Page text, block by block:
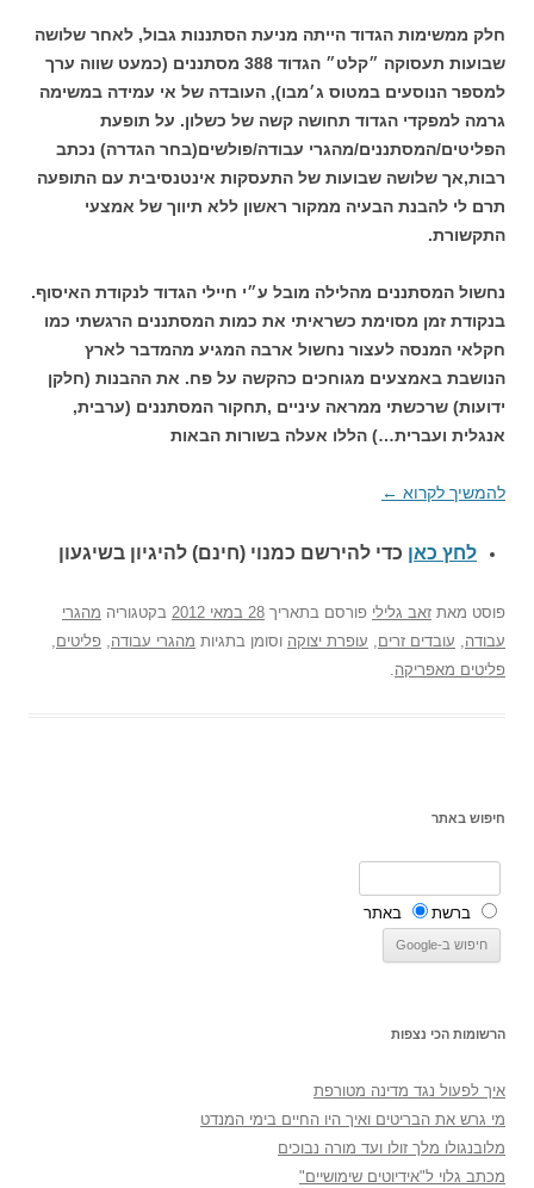
חלק ממשימות הגדוד הייתה מניעת הסתננות גבול, לאחר שלושה
שבועות תעסוקה ״קלט״ הגדוד 388 מסתננים (כמעט שווה ערך
למספר הנוסעים במטוס ג׳מבו), העובדה של אי עמידה במשימה
גרמה למפקדי הגדוד תחושה קשה של כשלון. על תופעת
הפליטים/המסתננים/מהגרי עבודה/פולשים(בחר הגדרה) נכתב
רבות,אך שלושה שבועות של התעסקות אינטנסיבית עם התופעה
תרם לי להבנת הבעיה ממקור ראשון ללא תיווך של אמצעי
התקשורת.
נחשול המסתננים מהלילה מובל ע״י חיילי הגדוד לנקודת האיסוף.
בנקודת זמן מסוימת כשראיתי את כמות המסתננים הרגשתי כמו
חקלאי המנסה לעצור נחשול ארבה המגיע מהמדבר לארץ
הנושבת באמצעים מגוחכים כהקשה על פח. את ההבנות (חלקן
ידועות) שרכשתי ממראה עיניים ,תחקור המסתננים (ערבית,
אנגלית ועברית…) הללו אעלה בשורות הבאות
להמשיך לקרוא ←
לחץ כאן כדי להירשם כמנוי (חינם) להיגיון בשיגעון
פוסט מאת זאב גלילי פורסם בתאריך 28 במאי 2012 בקטגוריה מהגרי
עבודה
עובדים זרים עופרת יצוקה וסומן בתגיות מהגרי עבודה פליטים
פליטים מאפריקה
חיפוש באתר
ברשת באתר
הרשומות הכי נצפות
איך לפעול נגד מדינה מטורפת
מי גרש את הבריטים ואיך היו החיים בימי המנדט
מלובנגולו מלך זולו ועד מורה נבוכים
מכתב גלוי ל"אידיוטים שימושיים"